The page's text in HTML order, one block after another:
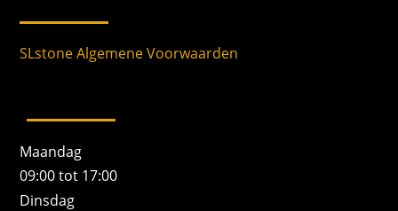
SLstone Algemene Voorwaarden
Maandag
09:00 tot 17:00
Dinsdag